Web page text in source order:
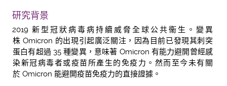
研究背景
2019 新型冠狀病毒病持續威脅全球公共衞生。變異
株 Omicron 的出現引起廣泛關注，因為目前已發現其刺突
蛋白有超過 35 種變異，意味著 Omicron 有能力避開曾經感
染新冠病毒者或疫苗所產生的免疫力。然而至今未有關
於 Omicron 能避開疫苗免疫力的直接證據。